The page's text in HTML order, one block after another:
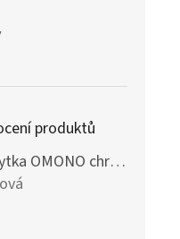
produktů
Nábytková úchytka OMONO chrom lesklý
je 5 z 5 hvězdiček.